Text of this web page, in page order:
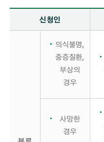
환자의 동의를 받을 수 없는 경우 구비서류 - 신청인, 구비서류 정보 제공
신청인
의식불명,
중증질환,
부상의
경우
사망한
경우